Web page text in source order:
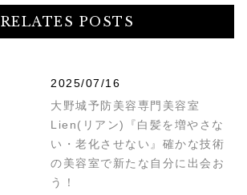
RELATES POSTS
2025/07/16
大野城予防美容専門美容室
Lien(リアン)『白髪を増やさな
い・老化させない』確かな技術
の美容室で新たな自分に出会お
う！